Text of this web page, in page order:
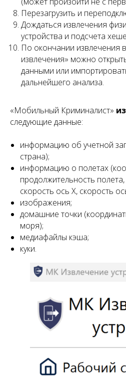
Перезагрузить и
Дождаться извлечения
устройства и подсчета
По окончании извлечения
извлечения» можно
данными или
дальнейшего анализа.
«Мобильный Криминалист»
следующие данные:
информацию об учетной
страна);
информацию о полетах
продолжительность
скорость ось X, скорость
изображения;
домашние точки
моря);
медиафайлы кэша;
куки.